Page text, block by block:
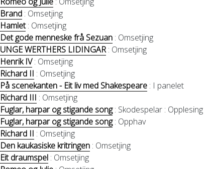
Brand : Omsetjing
Hamlet: Omsetjing
Det gode menneske frå Sezuan : Omsetjing
UNGE WERTHERS LIDINGAR: Omsetjing
Henrik IV: Omsetjing
Richard II : Omsetjing
På scenekanten - Eit liv med Shakespeare : I panelet
Richard III : Omsetjing
Fuglar, harpar og stigande song: Skodespelar : Opplesing
Fuglar, harpar og stigande song: Opphav
Richard II : Omsetjing
Den kaukasiske kritringen : Omsetjing
Eit draumspel : Omsetjing